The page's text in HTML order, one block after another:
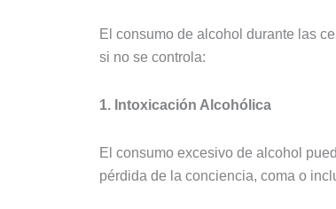
El consumo de alcohol durante las
si no se controla:
1. Intoxicación Alcohólica
El consumo excesivo de alcohol
pérdida de la conciencia, coma o